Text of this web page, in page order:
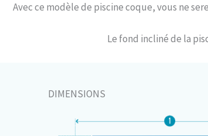
Avec ce modèle de piscine coque, vous ne
Le fond incliné de la
DIMENSIONS